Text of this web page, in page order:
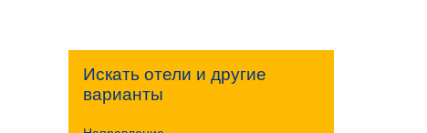
Искать отели и другие
варианты